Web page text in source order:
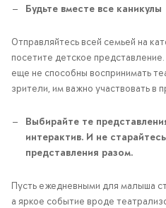
Будьте вместе все каникулы
Отправляйтесь всей семьей на
посетите детское
еще не способны воспринимать
зрители, им важно участвовать в
Выбирайте те
интерактив. И не
представления разом.
Пусть ежедневными для малыша
а яркое событие вроде